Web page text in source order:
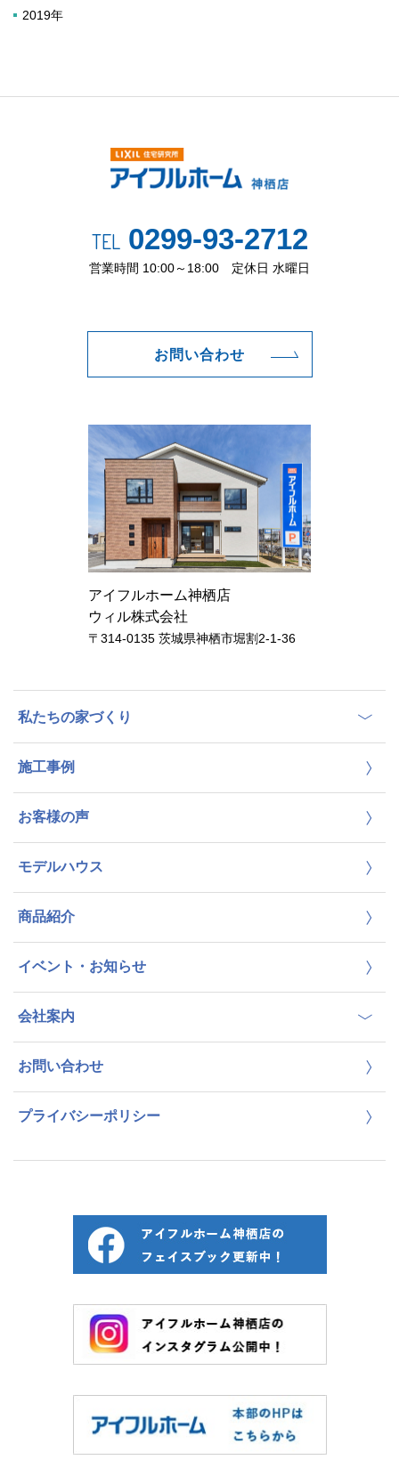
2019年
TEL0299-93-2712
営業時間 10:00～18:00 定休日 水曜日
お問い合わせ
アイフルホーム神栖店
ウィル株式会社
〒314-0135 茨城県神栖市堀割2-1-36
私たちの家づくり
施工事例
お客様の声
モデルハウス
商品紹介
イベント・お知らせ
会社案内
お問い合わせ
プライバシーポリシー